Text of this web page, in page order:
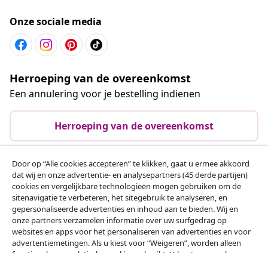
Onze sociale media
Herroeping van de overeenkomst
Een annulering voor je bestelling indienen
Herroeping van de overeenkomst
Klantenservice
Zakelijk
vidaXL
Door op “Alle cookies accepteren” te klikken, gaat u ermee akkoord
dat wij en onze advertentie- en analysepartners (45 derde partijen)
cookies en vergelijkbare technologieën mogen gebruiken om de
sitenavigatie te verbeteren, het sitegebruik te analyseren, en
gepersonaliseerde advertenties en inhoud aan te bieden. Wij en
onze partners verzamelen informatie over uw surfgedrag op
websites en apps voor het personaliseren van advertenties en voor
advertentiemetingen. Als u kiest voor “Weigeren”, worden alleen